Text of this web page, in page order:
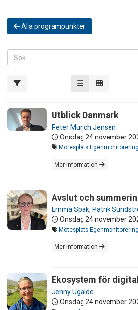
Alla programpunkter
Utblick Danmark
Peter Munch Jensen
Onsdag 24 november
Mötesplats
Mer information
Avslut och
Emma Spak, Patrik
Onsdag 24 november
Mötesplats
Mer information
Ekosystem för
Jenny Ugalde
Onsdag 24 november